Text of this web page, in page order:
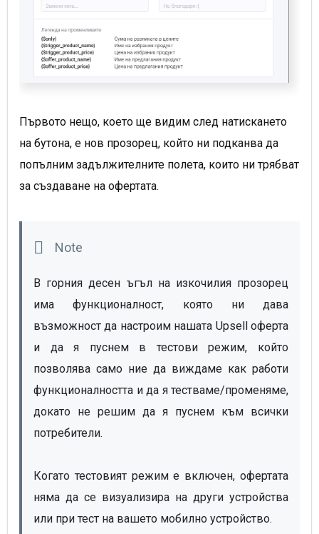
Първото нещо, което ще видим след натискането
на бутона, е нов прозорец, който ни подканва да
попълним задължителните полета, които ни трябват
за създаване на офертата.
В горния десен ъгъл на изкочилия прозорец
има функционалност, която ни дава
възможност да настроим нашата Upsell оферта
и да я пуснем в тестови режим, който
позволява само ние да виждаме как работи
функционалността и да я тестваме/променяме,
докато не решим да я пуснем към всички
потребители.
Когато тестовият режим е включен, офертата
няма да се визуализира на други устройства
или при тест на вашето мобилно устройство.